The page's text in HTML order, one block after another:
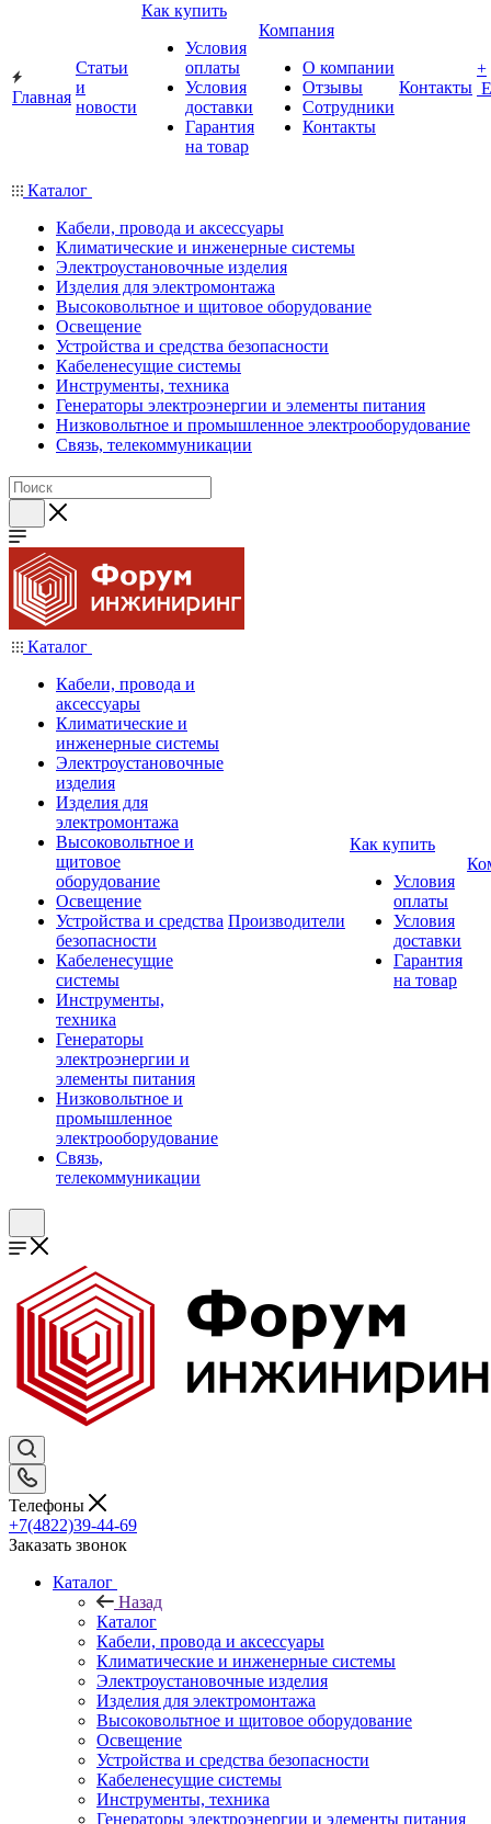
Главная
Статьи
и
новости
Как купить
Условия
оплаты
Условия
доставки
Гарантия
на товар
Компания
О компании
Отзывы
Сотрудники
Контакты
Контакты
+
Каталог
Кабели, провода и аксессуары
Климатические и инженерные системы
Электроустановочные изделия
Изделия для электромонтажа
Высоковольтное и щитовое оборудование
Освещение
Устройства и средства безопасности
Кабеленесущие системы
Инструменты, техника
Генераторы электроэнергии и элементы питания
Низковольтное и промышленное электрооборудование
Связь, телекоммуникации
Каталог
Кабели, провода и
аксессуары
Климатические и
инженерные системы
Электроустановочные
изделия
Изделия для
электромонтажа
Высоковольтное и
щитовое
оборудование
Освещение
Устройства и средства
безопасности
Кабеленесущие
системы
Инструменты,
техника
Генераторы
электроэнергии и
элементы питания
Низковольтное и
промышленное
электрооборудование
Связь,
телекоммуникации
Производители
Как купить
Условия
оплаты
Условия
доставки
Гарантия
на товар
Телефоны
+7(4822)39-44-69
Заказать звонок
Каталог
Назад
Каталог
Кабели, провода и аксессуары
Климатические и инженерные системы
Электроустановочные изделия
Изделия для электромонтажа
Высоковольтное и щитовое оборудование
Освещение
Устройства и средства безопасности
Кабеленесущие системы
Инструменты, техника
Генераторы электроэнергии и элементы питания